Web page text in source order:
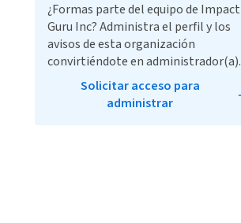
¿Formas parte del equipo de Impact
Guru Inc? Administra el perfil y los
avisos de esta organización
convirtiéndote en administrador(a).
Solicitar acceso para
administrar